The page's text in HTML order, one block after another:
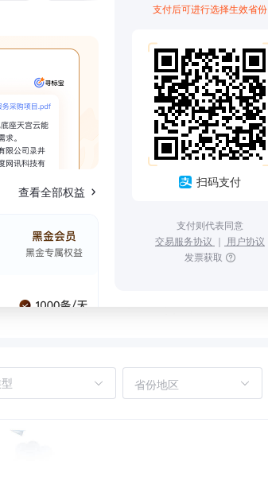
查看全部权益
支付后可进行选择生效省份
扫码支付
支付则代表同意
交易服务协议 ｜ 用户协议
发票获取
省份地区